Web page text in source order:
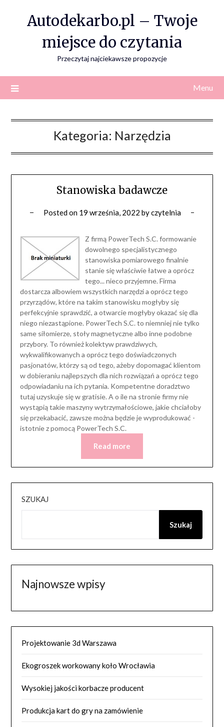
Autodekarbo.pl – Twoje
miejsce do czytania
Przeczytaj najciekawsze propozycje
Menu
Kategoria: Narzędzia
Stanowiska badawcze
Posted on 19 września, 2022 byczytelnia
Z firmą PowerTech S.C. formowanie
dowolnego specjalistycznego
stanowiska pomiarowego finalnie
stanie się właściwie łatwe a oprócz
tego... nieco przyjemne. Firma
dostarcza albowiem wszystkich narzędzi a oprócz tego
przyrządów, które na takim stanowisku mogłyby się
perfekcyjnie sprawdzić, a otwarcie mogłyby okazać się dla
niego niezastąpione. PowerTech S.C. to niemniej nie tylko
same siłomierze, stoły magnetyczne albo inne podobne
przybory. To również kolektyw prawdziwych,
wykwalifikowanych a oprócz tego doświadczonych
pasjonatów, którzy są od tego, ażeby dopomagać klientom
w dobieraniu najlepszych dla nich rozwiązań a oprócz tego
odpowiadaniu na ich pytania. Kompetentne doradztwo
tutaj uzyskuje się w gratisie. A o ile na stronie firmy nie
wystąpią takie maszyny wytrzymałościowe, jakie chciałoby
się przekabacić, zawsze można będzie je wyprodukować -
istotnie z pomocą PowerTech S.C.
Read more
SZUKAJ
Szukaj
Najnowsze wpisy
Projektowanie 3d Warszawa
Ekogroszek workowany koło Wrocławia
Wysokiej jakości korbacze producent
Produkcja kart do gry na zamówienie